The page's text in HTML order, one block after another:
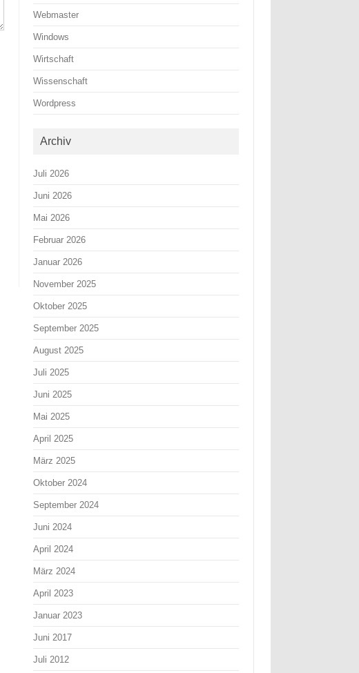
Webmaster
Windows
Wirtschaft
Wissenschaft
Wordpress
Archiv
Juli 2026
Juni 2026
Mai 2026
Februar 2026
Januar 2026
November 2025
Oktober 2025
September 2025
August 2025
Juli 2025
Juni 2025
Mai 2025
April 2025
März 2025
Oktober 2024
September 2024
Juni 2024
April 2024
März 2024
April 2023
Januar 2023
Juni 2017
Juli 2012